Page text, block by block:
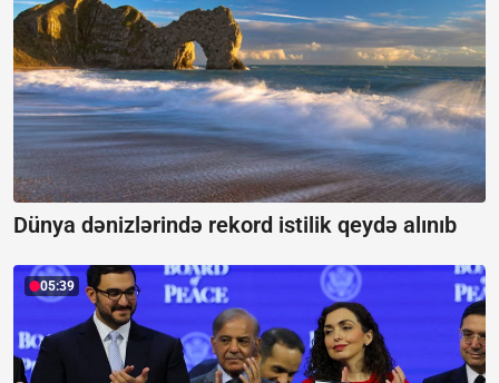
Dünya dənizlərində rekord istilik qeydə alınıb
05:39